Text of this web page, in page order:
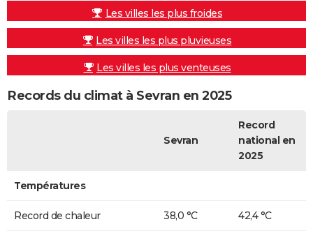
Les villes les plus froides
Les villes les plus pluvieuses
Les villes les plus venteuses
Records du climat à Sevran en 2025
Sevran
Record
national en
2025
Températures
Record de chaleur 38,0 °C 42,4 °C